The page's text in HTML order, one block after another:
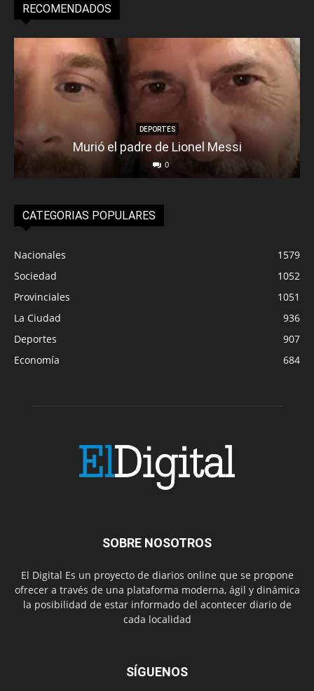
RECOMENDADOS
DEPORTES
Murió el padre de Lionel Messi
0
CATEGORIAS POPULARES
Nacionales
1579
Sociedad
1052
Provinciales
1051
La Ciudad
936
Deportes
907
Economía
684
SOBRE NOSOTROS
El Digital Es un proyecto de diarios online que se propone
ofrecer a través de una plataforma moderna, ágil y dinámica
la posibilidad de estar informado del acontecer diario de
cada localidad
SÍGUENOS